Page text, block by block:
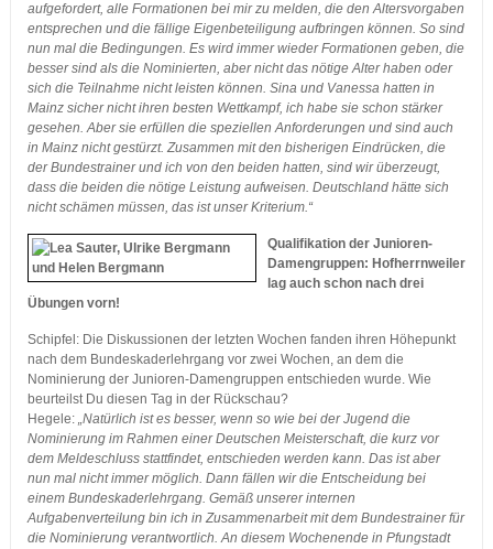
aufgefordert, alle Formationen bei mir zu melden, die den Altersvorgaben
entsprechen und die fällige Eigenbeteiligung aufbringen können. So sind
nun mal die Bedingungen. Es wird immer wieder Formationen geben, die
besser sind als die Nominierten, aber nicht das nötige Alter haben oder
sich die Teilnahme nicht leisten können. Sina und Vanessa hatten in
Mainz sicher nicht ihren besten Wettkampf, ich habe sie schon stärker
gesehen. Aber sie erfüllen die speziellen Anforderungen und sind auch
in Mainz nicht gestürzt. Zusammen mit den bisherigen Eindrücken, die
der Bundestrainer und ich von den beiden hatten, sind wir überzeugt,
dass die beiden die nötige Leistung aufweisen. Deutschland hätte sich
nicht schämen müssen, das ist unser Kriterium.“
Qualifikation der Junioren-
Damengruppen: Hofherrnweiler
lag auch schon nach drei
Übungen vorn!
Schipfel: Die Diskussionen der letzten Wochen fanden ihren Höhepunkt
nach dem Bundeskaderlehrgang vor zwei Wochen, an dem die
Nominierung der Junioren-Damengruppen entschieden wurde. Wie
beurteilst Du diesen Tag in der Rückschau?
Hegele: „Natürlich ist es besser, wenn so wie bei der Jugend die
Nominierung im Rahmen einer Deutschen Meisterschaft, die kurz vor
dem Meldeschluss stattfindet, entschieden werden kann. Das ist aber
nun mal nicht immer möglich. Dann fällen wir die Entscheidung bei
einem Bundeskaderlehrgang. Gemäß unserer internen
Aufgabenverteilung bin ich in Zusammenarbeit mit dem Bundestrainer für
die Nominierung verantwortlich. An diesem Wochenende in Pfungstadt